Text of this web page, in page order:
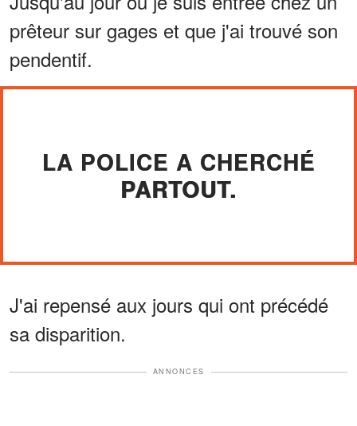
prêteur sur gages et que j'ai trouvé son
pendentif.
LA POLICE A CHERCHÉ
PARTOUT.
J'ai repensé aux jours qui ont précédé
sa disparition.
ANNONCES